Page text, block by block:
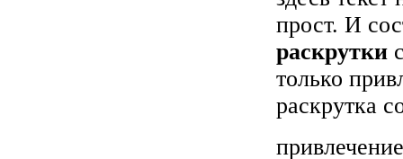
прост. И
раскрутки
только
раскрутка